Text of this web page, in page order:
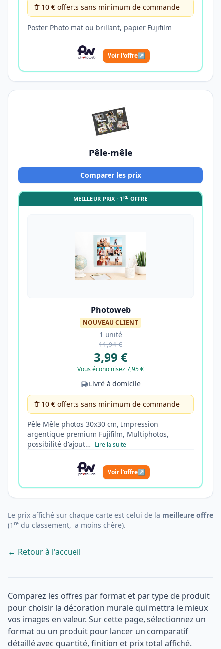
10 € offerts sans minimum de commande
Poster Photo mat ou brillant, papier Fujifilm
Voir l'offre↗
Pêle-mêle
Comparer les prix
MEILLEUR PRIX · 1RE OFFRE
Photoweb
NOUVEAU CLIENT
1 unité
11,94 €
3,99 €
Vous économisez 7,95 €
Livré à domicile
10 € offerts sans minimum de commande
Pêle Mêle photos 30x30 cm, Impression
argentique premium Fujifilm, Multiphotos,
possibilité d'ajout… Lire la suite
Voir l'offre↗
Le prix affiché sur chaque carte est celui de la meilleure offre
(1 re du classement, la moins chère).
← Retour à l'accueil
Comparez les offres par format et par type de produit
pour choisir la décoration murale qui mettra le mieux
vos images en valeur. Sur cette page, sélectionnez un
format ou un produit pour lancer un comparatif
détaillé avec quantité, finition et prix total affiché.